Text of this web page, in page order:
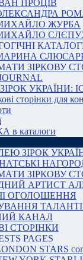
ПРОЦІВ
ЖУРБА
ЗІРКОВУ
УКРАЇНИ:
сторінки для
в каталоги
ЗІРОК
ЗІРКОВУ
АРТИСТ
ОГОЛОШЕННЯ
ТАЛАНТІВ:
КАНАЛ
СТОРІНКИ
PAGES
STARS